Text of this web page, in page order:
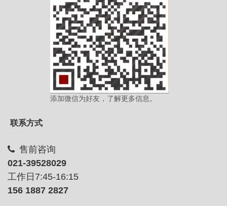
添加微信为好友，了解更多信息。
联系方式
售前咨询
021-39528029
工作日7:45-16:15
156 1887 2827